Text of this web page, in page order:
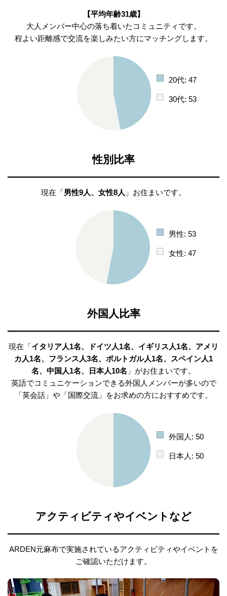
【平均年齢31歳】
大人メンバー中心の落ち着いたコミュニティです。
程よい距離感で交流を楽しみたい方にマッチングします。
20代: 47
30代: 53
性別比率
現在「男性9人、女性8人 」お住まいです。
男性: 53
女性: 47
外国人比率
現在「イタリア人1名、ドイツ人1名、イギリス人1名、アメリ
カ人1名、フランス人3名、ポルトガル人1名、スペイン人1
名、中国人1名、日本人10名 」がお住まいです。
英語でコミュニケーションできる外国人メンバーが多いので
「英会話」や「国際交流」をお求めの方におすすめです。
外国人: 50
日本人: 50
アクティビティやイベントなど
ARDEN元麻布で実施されているアクティビティやイベントを
ご確認いただけます。